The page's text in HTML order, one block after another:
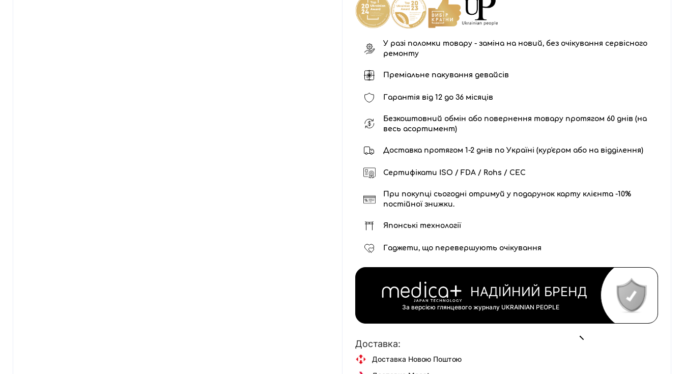
У разі поломки товару - заміна на новий, без очікування сервісного
ремонту
Преміальне пакування девайсів
Гарантія від 12 до 36 місяців
Безкоштовний обмін або повернення товару протягом 60 днів (на
весь асортимент)
Доставка протягом 1-2 днів по Україні (кур'єром або на відділення)
Сертифікати ISO / FDA / Rohs / CEC
При покупці сьогодні отримуй у подарунок карту клієнта -10%
постійної знижки.
Японські технології
Гаджети, що перевершують очікування
НАДІЙНИЙ БРЕНД
За версією глянцевого журналу UKRAINIAN PEOPLE
Доставка:
Доставка Новою Поштою